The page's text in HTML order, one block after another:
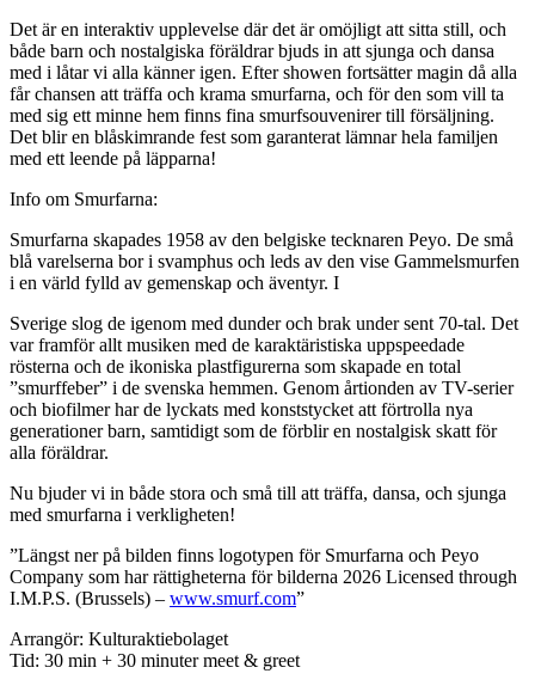
Det är en interaktiv upplevelse där det är omöjligt att sitta still, och
både barn och nostalgiska föräldrar bjuds in att sjunga och dansa
med i låtar vi alla känner igen. Efter showen fortsätter magin då alla
får chansen att träffa och krama smurfarna, och för den som vill ta
med sig ett minne hem finns fina smurfsouvenirer till försäljning.
Det blir en blåskimrande fest som garanterat lämnar hela familjen
med ett leende på läpparna!
Info om Smurfarna:
Smurfarna skapades 1958 av den belgiske tecknaren Peyo. De små
blå varelserna bor i svamphus och leds av den vise Gammelsmurfen
i en värld fylld av gemenskap och äventyr. I
Sverige slog de igenom med dunder och brak under sent 70-tal. Det
var framför allt musiken med de karaktäristiska uppspeedade
rösterna och de ikoniska plastfigurerna som skapade en total
”smurffeber” i de svenska hemmen. Genom årtionden av TV-serier
och biofilmer har de lyckats med konststycket att förtrolla nya
generationer barn, samtidigt som de förblir en nostalgisk skatt för
alla föräldrar.
Nu bjuder vi in både stora och små till att träffa, dansa, och sjunga
med smurfarna i verkligheten!
”Längst ner på bilden finns logotypen för Smurfarna och Peyo
Company som har rättigheterna för bilderna 2026 Licensed through
I.M.P.S. (Brussels) – www.smurf.com”
Arrangör: Kulturaktiebolaget
Tid: 30 min + 30 minuter meet & greet